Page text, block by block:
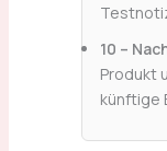
10 –
Produkt
künftige